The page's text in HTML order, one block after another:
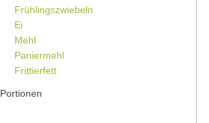
Frühlingszwiebeln
Ei
Mehl
Paniermehl
Frittierfett
Portionen